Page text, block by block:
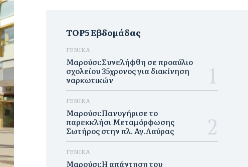
TOP5 Εβδομάδας
ΓΕΝΙΚΑ
Μαρούσι:Συνελήφθη σε προαύλιο
σχολείου 35χρονος για διακίνηση
ναρκωτικών
ΓΕΝΙΚΑ
Μαρούσι:Πανυγήρισε το
παρεκκλήσι Μεταμόρφωσης
Σωτήρος στην πλ. Αγ.Λαύρας
ΓΕΝΙΚΑ
Μαρούσι:Η απάντηση του